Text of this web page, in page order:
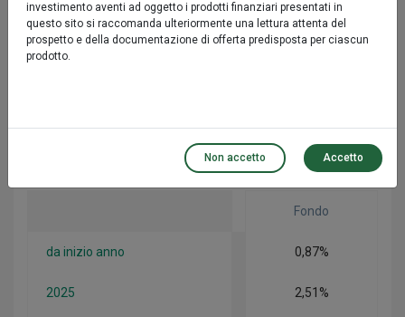
2 anni* 3,67%
Fondo
da inizio anno 0,87%
2025 2,51%
investimento aventi ad oggetto i prodotti finanziari presentati in
questo sito si raccomanda ulteriormente una lettura attenta del
prospetto e della documentazione di offerta predisposta per ciascun
prodotto.
Non accetto Accetto